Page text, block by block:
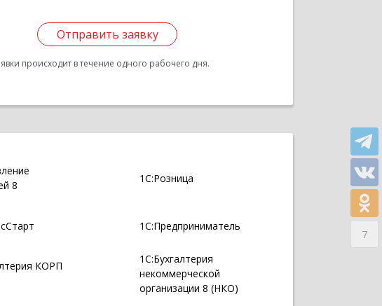
Отправить заявку
происходит в течение одного рабочего дня.
8
1С:Розница
1С:Предприниматель
КОРП
1С:Бухгалтерия
некоммерческой
организации 8 (НКО)
7